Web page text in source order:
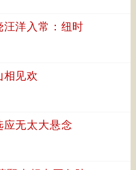
洋入常：纽时
相见欢
应无太大悬念